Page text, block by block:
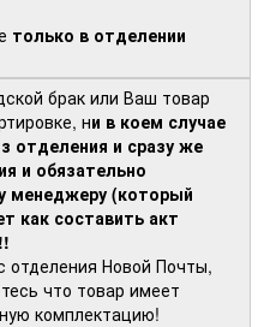
только в отделении
брак или Ваш товар
ни в коем случае
отделения и сразу же
и обязательно
менеджеру (который
как составить акт
отделения Новой Почты,
что товар имеет
комплектацию!